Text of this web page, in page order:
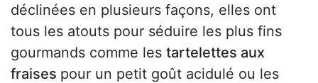
déclinées en plusieurs façons, elles ont
tous les atouts pour séduire les plus fins
gourmands comme les tartelettes aux
fraises pour un petit goût acidulé ou les